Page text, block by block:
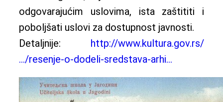
odgovarajućim uslovima, ista zaštititi i
poboljšati uslovi za dostupnost javnosti.
Detaljnije: http://www.kultura.gov.rs/
…/resenje-o-dodeli-sredstava-arhi…